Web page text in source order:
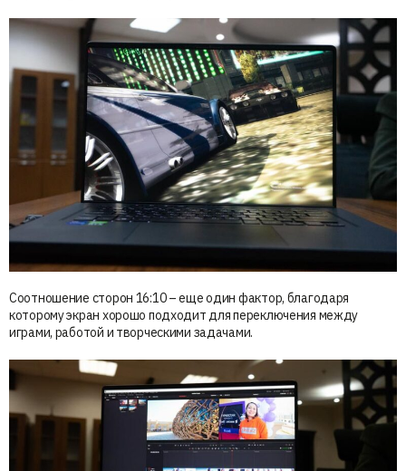
Соотношение сторон 16:10 – еще один фактор, благодаря
которому экран хорошо подходит для переключения между
играми, работой и творческими задачами.